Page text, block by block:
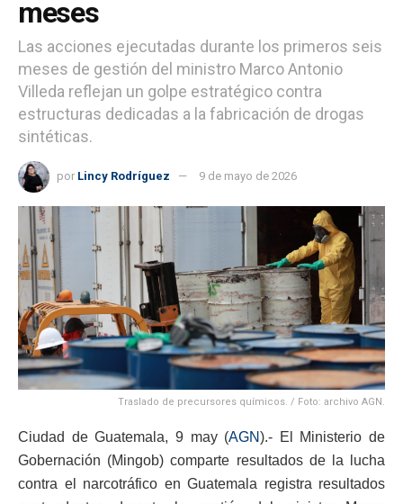
meses
Las acciones ejecutadas durante los primeros seis
meses de gestión del ministro Marco Antonio
Villeda reflejan un golpe estratégico contra
estructuras dedicadas a la fabricación de drogas
sintéticas.
por Lincy Rodríguez 9 de mayo de 2026
Traslado de precursores químicos. / Foto: archivo AGN.
Ciudad de Guatemala, 9 may (AGN).- El Ministerio de
Gobernación (Mingob) comparte resultados de la lucha
contra el narcotráfico en Guatemala registra resultados